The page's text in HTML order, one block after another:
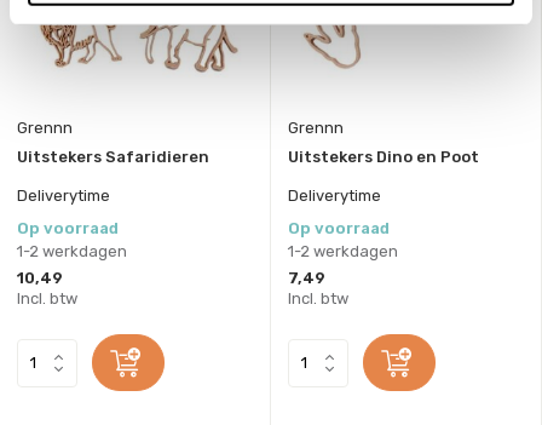
Grennn
Uitstekers Safaridieren
Deliverytime
Op voorraad
1-2 werkdagen
10,49
Incl. btw
Grennn
Uitstekers Dino en Poot
Deliverytime
Op voorraad
1-2 werkdagen
7,49
Incl. btw